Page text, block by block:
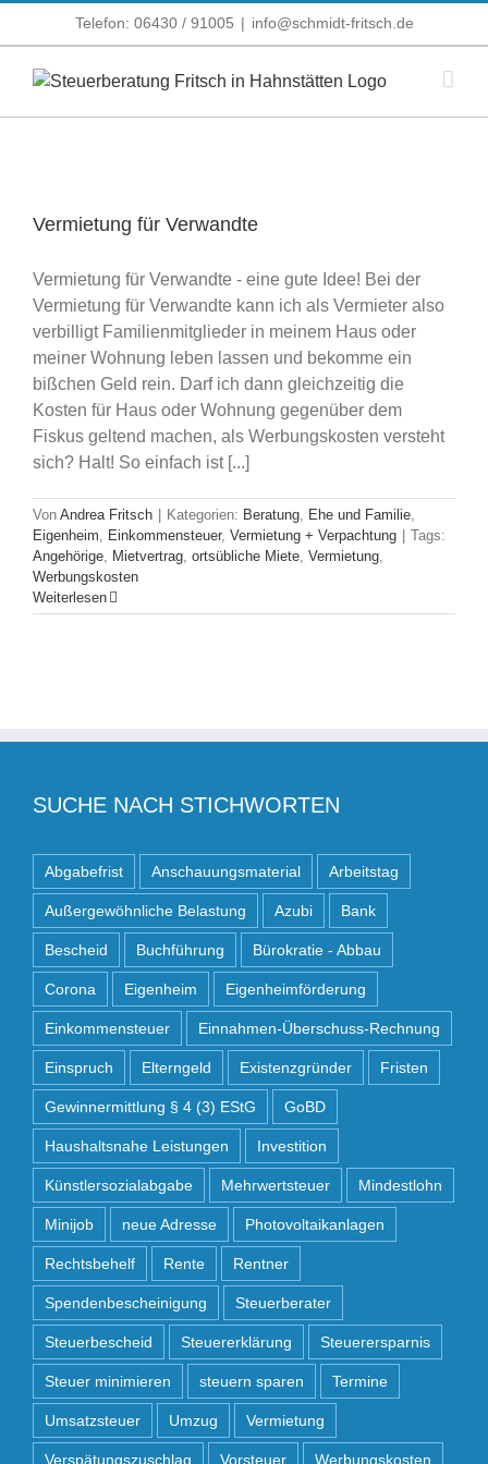
Telefon: 06430 / 91005 | info@schmidt-fritsch.de
Vermietung für Verwandte
Vermietung für Verwandte - eine gute Idee! Bei der
Vermietung für Verwandte kann ich als Vermieter also
verbilligt Familienmitglieder in meinem Haus oder
meiner Wohnung leben lassen und bekomme ein
bißchen Geld rein. Darf ich dann gleichzeitig die
Kosten für Haus oder Wohnung gegenüber dem
Fiskus geltend machen, als Werbungskosten versteht
sich? Halt! So einfach ist [...]
Von Andrea Fritsch Kategorien: Beratung Ehe und Familie
Eigenheim
Einkommensteuer, Vermietung + Verpachtung
Tags:
Angehörige
Mietvertrag ortsübliche Miete Vermietung
Werbungskosten
Weiterlesen
SUCHE NACH STICHWORTEN
Abgabefrist Anschauungsmaterial Arbeitstag
Außergewöhnliche Belastung Azubi Bank
Bescheid Buchführung Bürokratie - Abbau
Corona Eigenheim Eigenheimförderung
Einkommensteuer Einnahmen-Überschuss-Rechnung
Einspruch Elterngeld Existenzgründer Fristen
Gewinnermittlung § 4 (3) EStG GoBD
Haushaltsnahe Leistungen Investition
Künstlersozialabgabe Mehrwertsteuer Mindestlohn
Minijob neue Adresse Photovoltaikanlagen
Rechtsbehelf Rente Rentner
Spendenbescheinigung Steuerberater
Steuerbescheid Steuererklärung Steuerersparnis
Steuer minimieren steuern sparen Termine
Umsatzsteuer Umzug Vermietung
Verspätungszuschlag Vorsteuer Werbungskosten